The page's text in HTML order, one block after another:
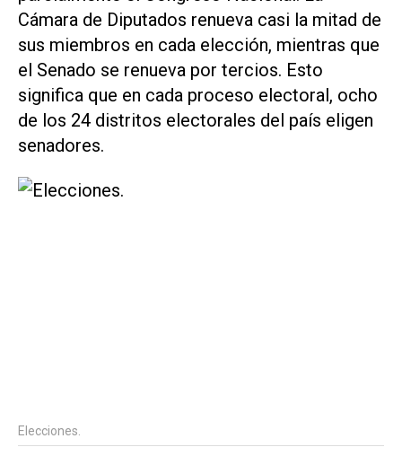
Cámara de Diputados renueva casi la mitad de
sus miembros en cada elección, mientras que
el Senado se renueva por tercios. Esto
significa que en cada proceso electoral, ocho
de los 24 distritos electorales del país eligen
senadores.
Elecciones.